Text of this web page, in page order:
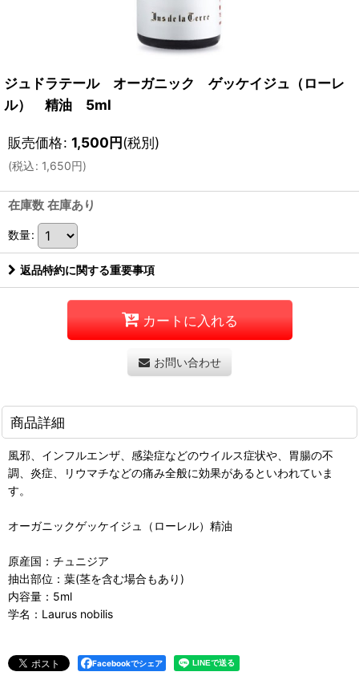
ジュドラテール オーガニック ゲッケイジュ（ローレ
ル） 精油 5ml
販売価格: 1,500円(税別)
(税込: 1,650円)
在庫数 在庫あり
数量:
返品特約に関する重要事項
カートに入れる
お問い合わせ
商品詳細
風邪、インフルエンザ、感染症などのウイルス症状や、胃腸の不
調、炎症、リウマチなどの痛み全般に効果があるといわれていま
す。
オーガニックゲッケイジュ（ローレル）精油
原産国：チュニジア
抽出部位：葉(茎を含む場合もあり)
内容量：5ml
学名：Laurus nobilis
Facebookでシェア